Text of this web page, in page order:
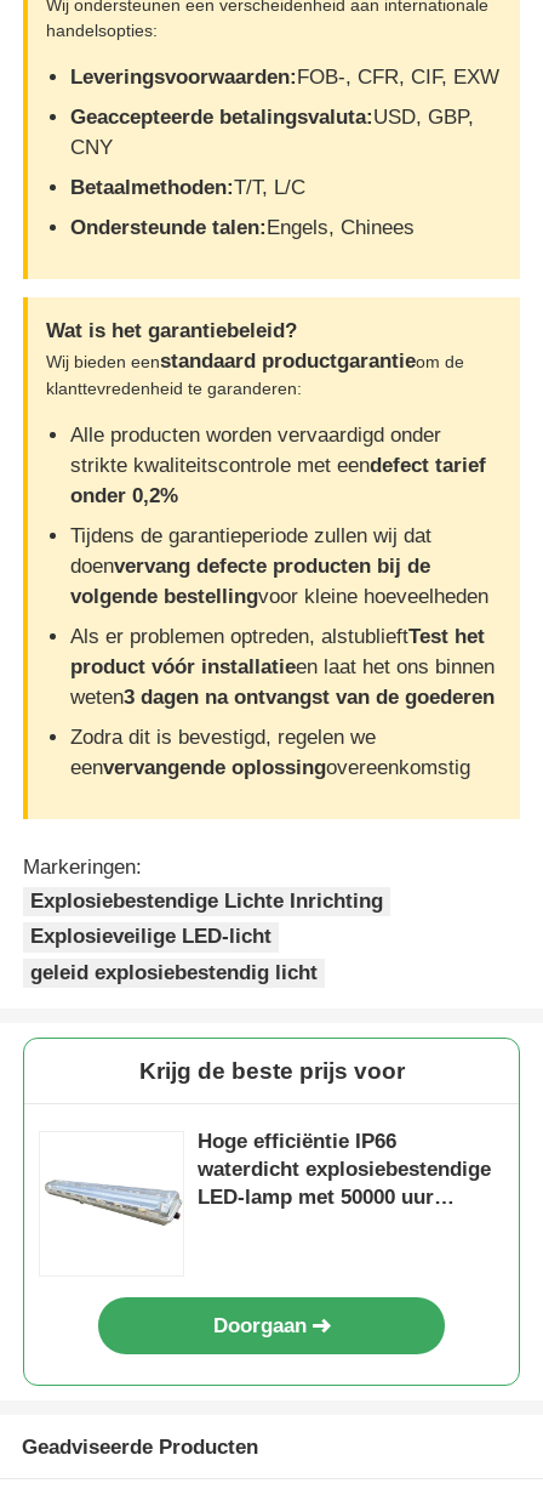
Wij ondersteunen een verscheidenheid aan internationale
handelsopties:
Leveringsvoorwaarden:FOB-, CFR, CIF, EXW
Geaccepteerde betalingsvaluta:USD, GBP,
CNY
Betaalmethoden:T/T, L/C
Ondersteunde talen:Engels, Chinees
Wat is het garantiebeleid?
Wij bieden eenstandaard productgarantieom de
klanttevredenheid te garanderen:
Alle producten worden vervaardigd onder
strikte kwaliteitscontrole met eendefect tarief
onder 0,2%
Tijdens de garantieperiode zullen wij dat
doenvervang defecte producten bij de
volgende bestellingvoor kleine hoeveelheden
Als er problemen optreden, alstublieftTest het
product vóór installatieen laat het ons binnen
weten3 dagen na ontvangst van de goederen
Zodra dit is bevestigd, regelen we
eenvervangende oplossingovereenkomstig
Markeringen:
Explosiebestendige Lichte Inrichting
Explosieveilige LED-licht
geleid explosiebestendig licht
Krijg de beste prijs voor
Hoge efficiëntie IP66
waterdicht explosiebestendige
LED-lamp met 50000 uur
Doorgaan
Geadviseerde Producten